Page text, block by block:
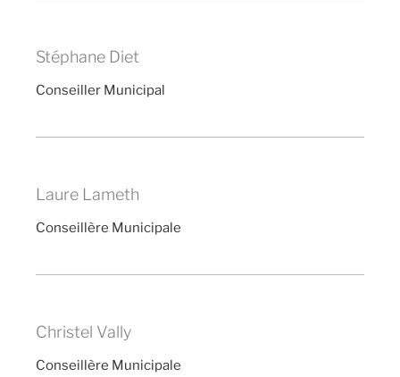
Stéphane Diet
Conseiller Municipal
Laure Lameth
Conseillère Municipale
Christel Vally
Conseillère Municipale